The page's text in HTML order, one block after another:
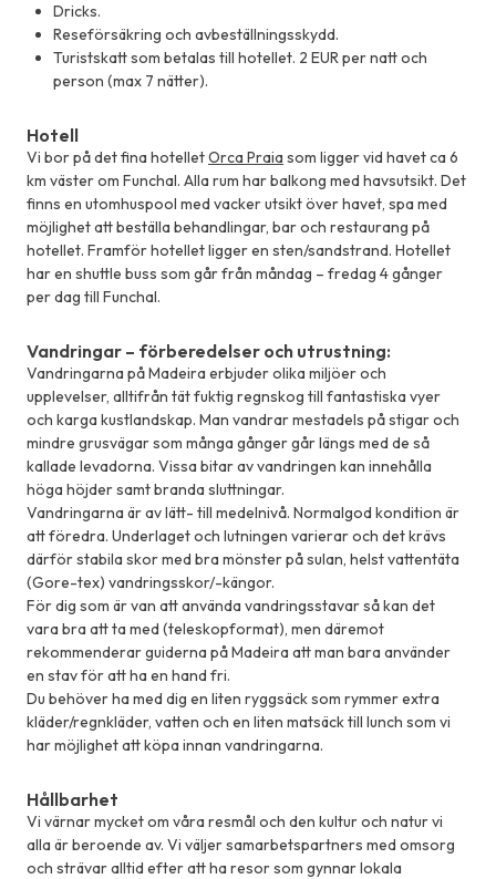
Dricks.
Reseförsäkring och avbeställningsskydd.
Turistskatt som betalas till hotellet. 2 EUR per natt och
person (max 7 nätter).
Hotell
Vi bor på det fina hotelletOrca Praia som ligger vid havet ca 6
km väster om Funchal. Alla rum har balkong med havsutsikt. Det
finns en utomhuspool med vacker utsikt över havet, spa med
möjlighet att beställa behandlingar, bar och restaurang på
hotellet. Framför hotellet ligger en sten/sandstrand. Hotellet
har en shuttle buss som går från måndag – fredag 4 gånger
per dag till Funchal.
Vandringar – förberedelser och utrustning:
Vandringarna på Madeira erbjuder olika miljöer och
upplevelser, alltifrån tät fuktig regnskog till fantastiska vyer
och karga kustlandskap. Man vandrar mestadels på stigar och
mindre grusvägar som många gånger går längs med de så
kallade levadorna. Vissa bitar av vandringen kan innehålla
höga höjder samt branda sluttningar.
Vandringarna är av lätt- till medelnivå. Normalgod kondition är
att föredra. Underlaget och lutningen varierar och det krävs
därför stabila skor med bra mönster på sulan, helst vattentäta
(Gore-tex) vandringsskor/-kängor.
För dig som är van att använda vandringsstavar så kan det
vara bra att ta med (teleskopformat), men däremot
rekommenderar guiderna på Madeira att man bara använder
en stav för att ha en hand fri.
Du behöver ha med dig en liten ryggsäck som rymmer extra
kläder/regnkläder, vatten och en liten matsäck till lunch som vi
har möjlighet att köpa innan vandringarna.
Hållbarhet
Vi värnar mycket om våra resmål och den kultur och natur vi
alla är beroende av. Vi väljer samarbetspartners med omsorg
och strävar alltid efter att ha resor som gynnar lokala